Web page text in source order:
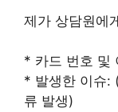
제가 상담원에
* 카드 번호 및
* 발생한 이슈:
류 발생)